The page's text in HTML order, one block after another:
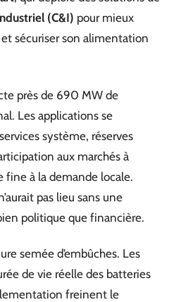
(C&I) pour mieux
sécuriser son alimentation
près de 690 MW de
Les applications se
système, réserves
aux marchés à
fine à la demande locale.
pas lieu sans une
politique que financière.
semée d’embûches. Les
de vie réelle des batteries
freinent le